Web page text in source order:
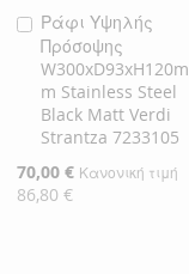
Ράφι Υψηλής
Πρόσοψης
W300xD93xH120m
m Stainless Steel
Black Matt Verdi
Strantza 7233105
Ειδική
Τιμή
70,00 € Κανονική τιμή
86,80 €
Προσθήκη
στο
Καλάθι